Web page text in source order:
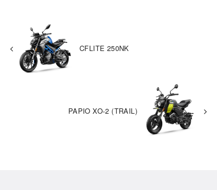
CFLITE 250NK
PAPIO XO-2 (TRAIL)